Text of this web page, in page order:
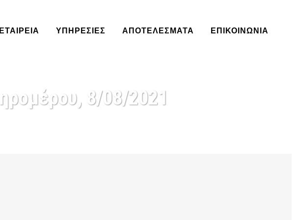
ΥΠΗΡΕΣΊΕΣ ΑΠΟΤΕΛΈΣΜΑΤΑ ΕΠΙΚΟΙΝΩΝΙΑ
8/08/2021